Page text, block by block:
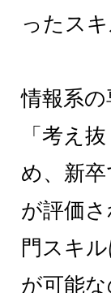
ったス
情報系の
「考え
め、新
が評価
門スキ
が可能